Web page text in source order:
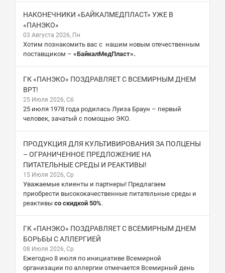
НАКОНЕЧНИКИ «БАЙКАЛМЕДПЛАСТ» УЖЕ В
«ПАНЭКО»
03 Августа 2026, Пн
Хотим познакомить вас с нашим новым отечественным
поставщиком – «БайкалМедПласт».
ГК «ПАНЭКО» ПОЗДРАВЛЯЕТ С ВСЕМИРНЫМ ДНЕМ
ВРТ!
25 Июля 2026, Сб
25 июля 1978 года родилась Луиза Браун – первый
человек, зачатый с помощью ЭКО.
ПРОДУКЦИЯ ДЛЯ КУЛЬТИВИРОВАНИЯ ЗА ПОЛЦЕНЫ
– ОГРАНИЧЕННОЕ ПРЕДЛОЖЕНИЕ НА
ПИТАТЕЛЬНЫЕ СРЕДЫ И РЕАКТИВЫ!
15 Июля 2026, Ср
Уважаемые клиенты и партнеры! Предлагаем
приобрести высококачественные питательные среды и
реактивы со скидкой 50%.
ГК «ПАНЭКО» ПОЗДРАВЛЯЕТ С ВСЕМИРНЫМ ДНЕМ
БОРЬБЫ С АЛЛЕРГИЕЙ
08 Июля 2026, Ср
Ежегодно 8 июля по инициативе Всемирной
организации по аллергии отмечается Всемирный день